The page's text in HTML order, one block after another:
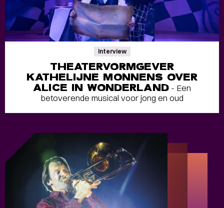
Interview
THEATERVORMGEVER
KATHELIJNE MONNENS OVER
ALICE IN WONDERLAND- Een
betoverende musical voor jong en oud